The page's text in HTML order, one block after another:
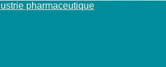
pharmaceutique